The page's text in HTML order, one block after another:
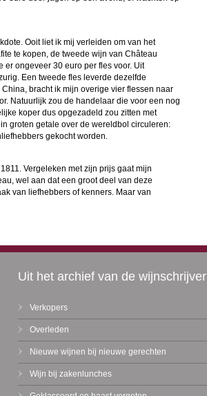
Ooit liet ik mij verleiden om van het
te kopen, de tweede wijn van Château
er ongeveer 30 euro per fles voor. Uit
Een tweede fles leverde dezelfde
bracht ik mijn overige vier flessen naar
Natuurlijk zou de handelaar die voor een nog
koper dus opgezadeld zou zitten met
groten getale over de wereldbol circuleren:
gekocht worden.
Vergeleken met zijn prijs gaat mijn
wel aan dat een groot deel van deze
van liefhebbers of kenners. Maar van
Uit het archief van de wijnschrijver
Verkopers
Overleden
Nieuwe wijnen bij nieuwe gerechten
Wijn bij zakenlunches